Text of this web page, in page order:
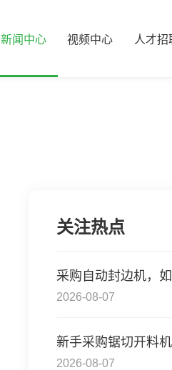
新闻中心 视频中心 人才招
关注热点
采购自动封边机，
2026-08-07
新手采购锯切开料
2026-08-07